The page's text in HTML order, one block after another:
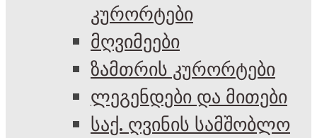
კურორტები
მღვიმეები
ზამთრის კურორტები
ლეგენდები და მითები
საქ. ღვინის სამშობლო